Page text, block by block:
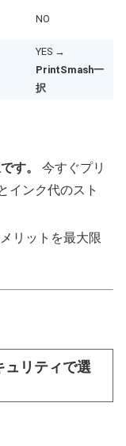
NO
YES →
PrintSmash一
択
す。
今すぐプリ
インク代のスト
リットを最大限
ュリティで選